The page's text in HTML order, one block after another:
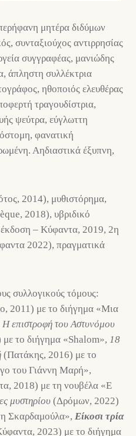
μητέρα διδύμων
συνταξιούχος αντιρρησίας
συγγραφέας, μανιώδης
άπληστη συλλέκτρια
ηθοποιός ελευθέρας
τραγουδίστρια,
ψεύτρα, εύγλωττη
φανατική
Αηδιαστικά έξυπνη,
2014), μυθιστόρημα,
2018), υβριδικό
– Κύφαντα, 2019, 2η
2022), πραγματικά
συλλογικούς τόμους:
2011) με το διήγημα «Μια
Η επιστροφή του Αστυνόμου
το διήγημα «Shalom», 18
(Πατάκης, 2016) με το
του Γιάννη Μαρή»,
2018) με τη νουβέλα «Ε
μυστηρίου (Δρόμων, 2022)
Σκαρδαμούλα», Είκοσι τρία
2023) με το διήγημα